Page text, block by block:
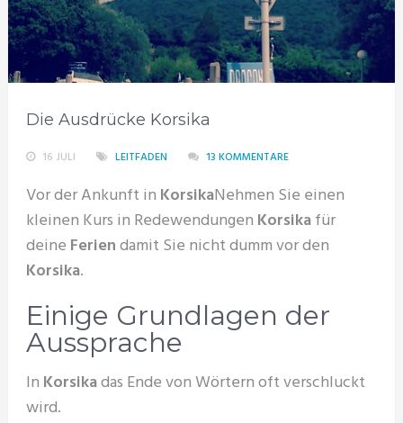
Die Ausdrücke Korsika
16 JULI LEITFADEN 13 KOMMENTARE
Vor der Ankunft in KorsikaNehmen Sie einen
kleinen Kurs in Redewendungen Korsikafür
deine Feriendamit Sie nicht dumm vor den
Korsika.
Einige Grundlagen der
Aussprache
In Korsikadas Ende von Wörtern oft verschluckt
wird.